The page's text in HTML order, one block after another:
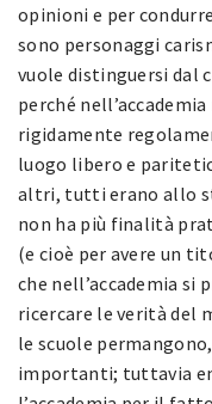
opinioni e per
sono personaggi
vuole distinguersi dal
perché
rigidamente
luogo libero e
altri, tutti erano allo
non ha più finalità
(e cioè per avere un
che nell’accademia si
ricercare le verità del
le scuole
importanti; tuttavia